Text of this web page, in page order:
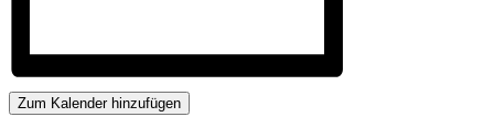
Zum Kalender hinzufügen